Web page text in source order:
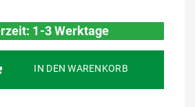
1-3 Werktage
IN DEN WARENKORB